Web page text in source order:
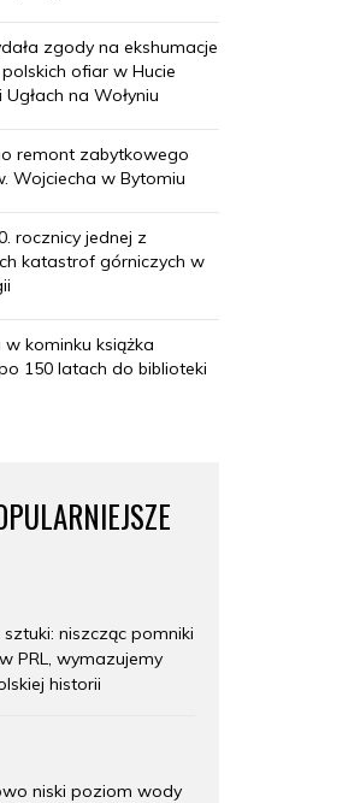
zgody na ekshumacje
ofiar w Hucie
Ugłach na Wołyniu
remont zabytkowego
Wojciecha w Bytomiu
rocznicy jednej z
katastrof górniczych w
kominku książka
150 latach do biblioteki
niszcząc pomniki
PRL, wymazujemy
historii
niski poziom wody